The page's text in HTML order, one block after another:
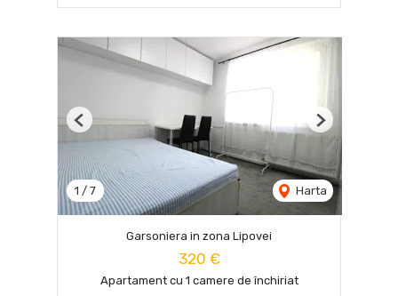
1 / 7 Harta
Previous Next
Garsoniera in zona Lipovei
320 €
Apartament cu 1 camere de închiriat